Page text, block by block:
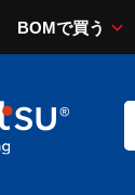
BOMで買う